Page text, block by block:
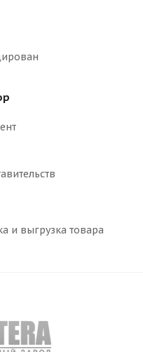
и выгрузка товара